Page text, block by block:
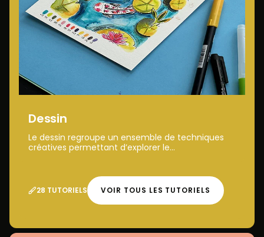
Dessin
Le dessin regroupe un ensemble de techniques
créatives permettant d’explorer le...
28 TUTORIELS VOIR TOUS LES TUTORIELS